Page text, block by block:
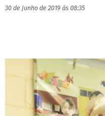
30 de Junho de 2019 às 08:35